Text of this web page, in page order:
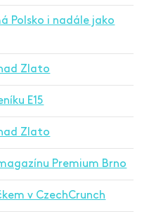
Polsko i nadále jako
Zlato
E15
Zlato
Premium Brno
v CzechCrunch